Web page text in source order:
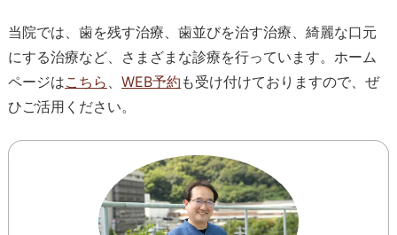
当院では、歯を残す治療、歯並びを治す治療、綺麗な口元
にする治療など、さまざまな診療を行っています。 ホーム
ページはこちら WEB予約 も受け付けておりますので、ぜ
ひご活用ください。